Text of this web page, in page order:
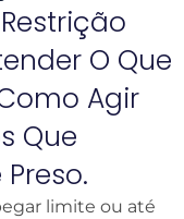
O Que
Agir
Que
limite ou até